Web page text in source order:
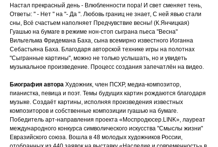
Настал прекрасный день - Влюбленности пора! И свет сменяет тень,
Ответы: " - Нет " на "- Да ". Любовь границ не знает, С ней явью стали
сны, Всё счастьем наполняет Предчувствие весны! (К.Янчицкая)
Гуашью на бумаге в режиме нон-стоп сыграна пьеса "Весна"
Вильгельма Фридемана Баха, сына всемирно известного Иоганна
Себастьяна Баха. Благодаря авторской технике игры на полотнах
"Сыгранные картины", можно не только услышать, но и увидеть
музыкальное произведение. Процесс создания запечатлён на видео.
Биография автора Художник, член ПСХР, медиа-композитор,
пианистка, певица и поэт. Темы будущих картин рождаются благодаря
музыке. Создаёт картины, исполняя произведения известных
композиторов и собственные композиции гуашью на бумаге.
Победитель арт-направления проекта «Моспродюсер.LINK», лауреат
международного конкурса символического искусства "Смыслы жизни"
Евразийского союза. Вошла в 48 молодых художников России,